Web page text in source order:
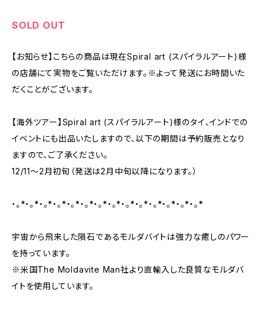
SOLD OUT
【お知らせ】こちらの商品は現在Spiral art (スパイラルアート)様
の店舗にて実物をご覧いただけます。※よって発送にお時間いた
だくことがございます。
【海外ツアー】Spiral art (スパイラルアート)様のタイ、インドでの
イベントにも出品いたしますので、以下の期間は予約販売となり
ますので、ご了承ください。
12/11〜2月初旬（発送は2月中旬以降になります。）
・。*・。*・。*・。*・。*・。*・。*・。*・。*・。*・。*・。*・。*・。*
宇宙から飛来した隕石であるモルダバイトは強力な癒しのパワー
を持っています。
※米国The Moldavite Man社より直輸入した良質なモルダバ
イトを使用しています。